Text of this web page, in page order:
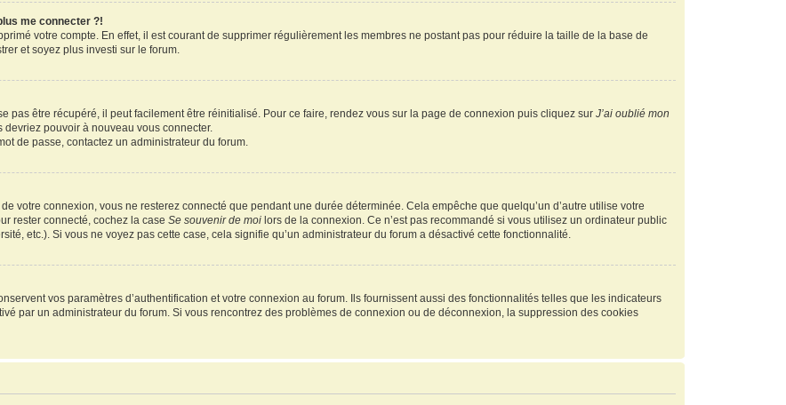
me connecter ?!
votre compte. En effet, il est courant de supprimer régulièrement les membres ne postant pas pour réduire la taille de la base de
et soyez plus investi sur le forum.
pas être récupéré, il peut facilement être réinitialisé. Pour ce faire, rendez vous sur la page de connexion puis cliquez surJ’ai oublié mon
pouvoir à nouveau vous connecter.
de passe, contactez un administrateur du forum.
de votre connexion, vous ne resterez connecté que pendant une durée déterminée. Cela empêche que quelqu’un d’autre utilise votre
rester connecté, cochez la caseSe souvenir de moi lors de la connexion. Ce n’est pas recommandé si vous utilisez un ordinateur public
etc.). Si vous ne voyez pas cette case, cela signifie qu’un administrateur du forum a désactivé cette fonctionnalité.
vos paramètres d’authentification et votre connexion au forum. Ils fournissent aussi des fonctionnalités telles que les indicateurs
par un administrateur du forum. Si vous rencontrez des problèmes de connexion ou de déconnexion, la suppression des cookies